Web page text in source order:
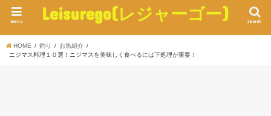
Leisurego(レジャーゴー) search
menu
HOME 釣り
お魚紹介
ニジマス料理１０選！ニジマスを美味しく食べるには下処理が重要！